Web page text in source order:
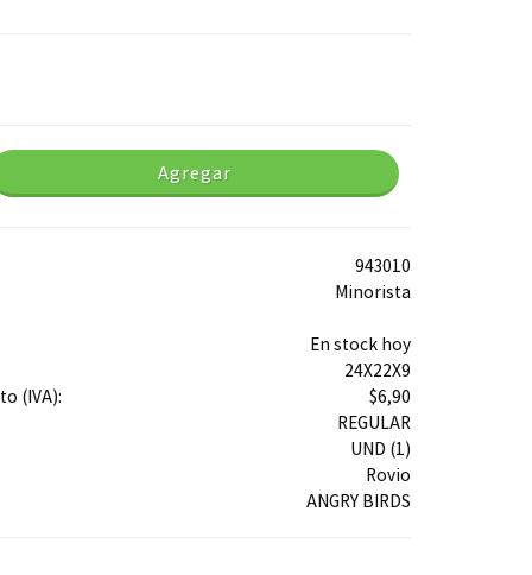
Agregar
943010
Minorista
En stock hoy
24X22X9
(IVA):
$6,90
REGULAR
UND (1)
Rovio
ANGRY BIRDS